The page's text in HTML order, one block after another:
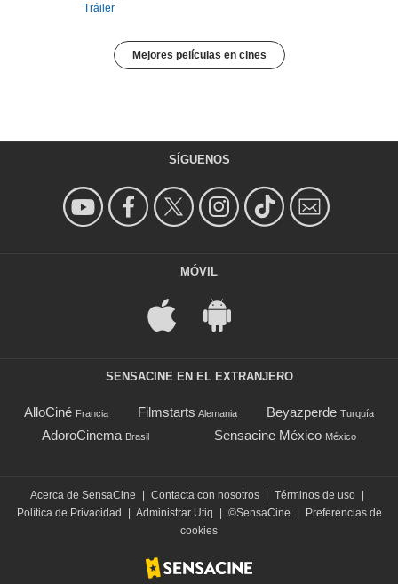
Tráiler
Mejores películas en cines
SÍGUENOS
MÓVIL
SENSACINE EN EL EXTRANJERO
AlloCiné Francia Filmstarts Alemania Beyazperde Turquía
AdoroCinema Brasil Sensacine México México
Acerca de SensaCine Contacta con nosotros Términos de uso
Política de Privacidad
Administrar Utiq ©SensaCine
Preferencias de
cookies